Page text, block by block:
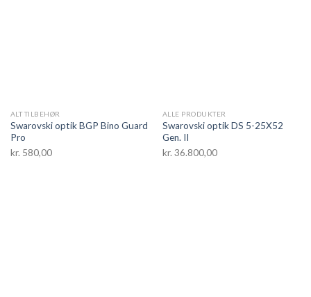
ALT TILBEHØR
Swarovski optik BGP Bino Guard
Pro
kr. 580,00
ALLE PRODUKTER
Swarovski optik DS 5-25X52
Gen. II
kr. 36.800,00